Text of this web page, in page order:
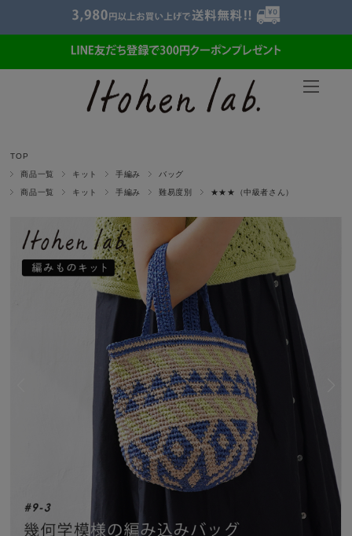
TOP
商品一覧 キット 手編み バッグ
商品一覧 キット 手編み 難易度別 ★★★（中級者さん）